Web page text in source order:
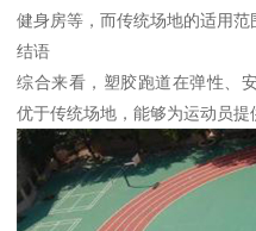
健身房等，而传统场地的适用范
结语
综合来看，塑胶跑道在弹性、
优于传统场地，能够为运动员提